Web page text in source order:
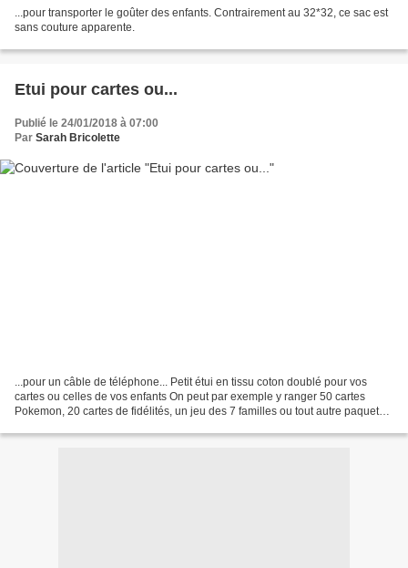
...pour transporter le goûter des enfants. Contrairement au 32*32, ce sac est
sans couture apparente.
Etui pour cartes ou...
Publié le 24/01/2018 à 07:00
Par Sarah Bricolette
...pour un câble de téléphone... Petit étui en tissu coton doublé pour vos
cartes ou celles de vos enfants On peut par exemple y ranger 50 cartes
Pokemon, 20 cartes de fidélités, un jeu des 7 familles ou tout autre paquet